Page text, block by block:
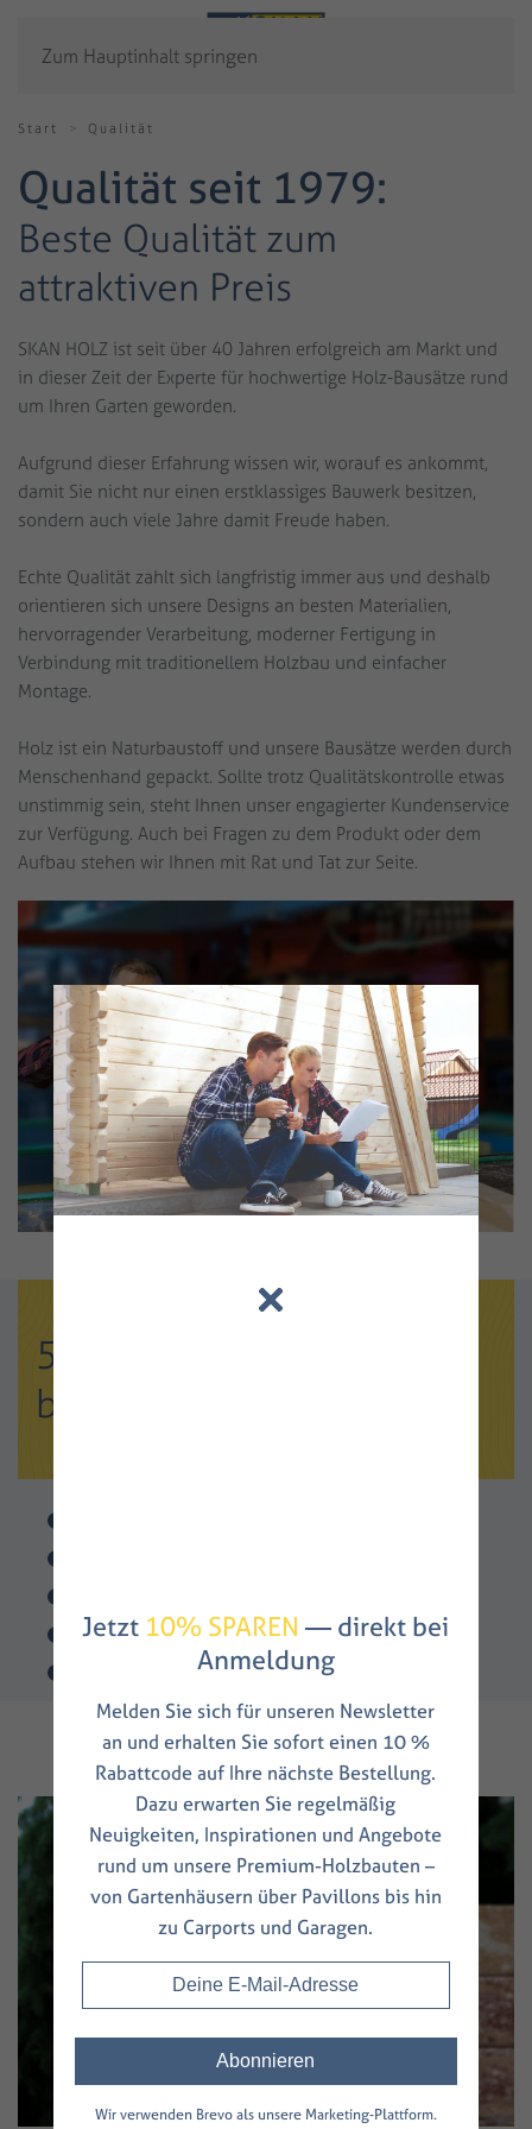
Jetzt 10% SPAREN — direkt bei
Anmeldung
Melden Sie sich für unseren Newsletter
an und erhalten Sie sofort einen 10 %
Rabattcode auf Ihre nächste Bestellung.
Dazu erwarten Sie regelmäßig
Neuigkeiten, Inspirationen und Angebote
rund um unsere Premium-Holzbauten –
von Gartenhäusern über Pavillons bis hin
zu Carports und Garagen.
Wir verwenden Brevo als unsere Marketing-Plattform.
Zum Hauptinhalt springen
Start Qualität
Qualität seit 1979:
Beste Qualität zum
attraktiven Preis
SKAN HOLZ ist seit über 40 Jahren erfolgreich am Markt und
in dieser Zeit der Experte für hochwertige Holz-Bausätze rund
um Ihren Garten geworden.
Aufgrund dieser Erfahrung wissen wir, worauf es ankommt,
damit Sie nicht nur einen erstklassiges Bauwerk besitzen,
sondern auch viele Jahre damit Freude haben.
Echte Qualität zahlt sich langfristig immer aus und deshalb
orientieren sich unsere Designs an besten Materialien,
hervorragender Verarbeitung, moderner Fertigung in
Verbindung mit traditionellem Holzbau und einfacher
Montage.
Holz ist ein Naturbaustoff und unsere Bausätze werden durch
Menschenhand gepackt. Sollte trotz Qualitätskontrolle etwas
unstimmig sein, steht Ihnen unser engagierter Kundenservice
zur Verfügung. Auch bei Fragen zu dem Produkt oder dem
Aufbau stehen wir Ihnen mit Rat und Tat zur Seite.
5 Gründe, auf uns zu
bauen
Zuverlässige Lieferzeiten